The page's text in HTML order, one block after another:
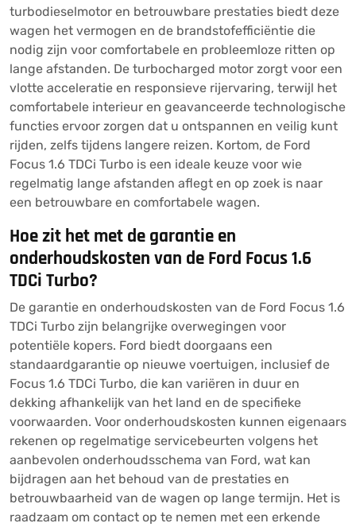
turbodieselmotor en betrouwbare prestaties biedt deze
wagen het vermogen en de brandstofefficiëntie die
nodig zijn voor comfortabele en probleemloze ritten op
lange afstanden. De turbocharged motor zorgt voor een
vlotte acceleratie en responsieve rijervaring, terwijl het
comfortabele interieur en geavanceerde technologische
functies ervoor zorgen dat u ontspannen en veilig kunt
rijden, zelfs tijdens langere reizen. Kortom, de Ford
Focus 1.6 TDCi Turbo is een ideale keuze voor wie
regelmatig lange afstanden aflegt en op zoek is naar
een betrouwbare en comfortabele wagen.
Hoe zit het met de garantie en
onderhoudskosten van de Ford Focus 1.6
TDCi Turbo?
De garantie en onderhoudskosten van de Ford Focus 1.6
TDCi Turbo zijn belangrijke overwegingen voor
potentiële kopers. Ford biedt doorgaans een
standaardgarantie op nieuwe voertuigen, inclusief de
Focus 1.6 TDCi Turbo, die kan variëren in duur en
dekking afhankelijk van het land en de specifieke
voorwaarden. Voor onderhoudskosten kunnen eigenaars
rekenen op regelmatige servicebeurten volgens het
aanbevolen onderhoudsschema van Ford, wat kan
bijdragen aan het behoud van de prestaties en
betrouwbaarheid van de wagen op lange termijn. Het is
raadzaam om contact op te nemen met een erkende